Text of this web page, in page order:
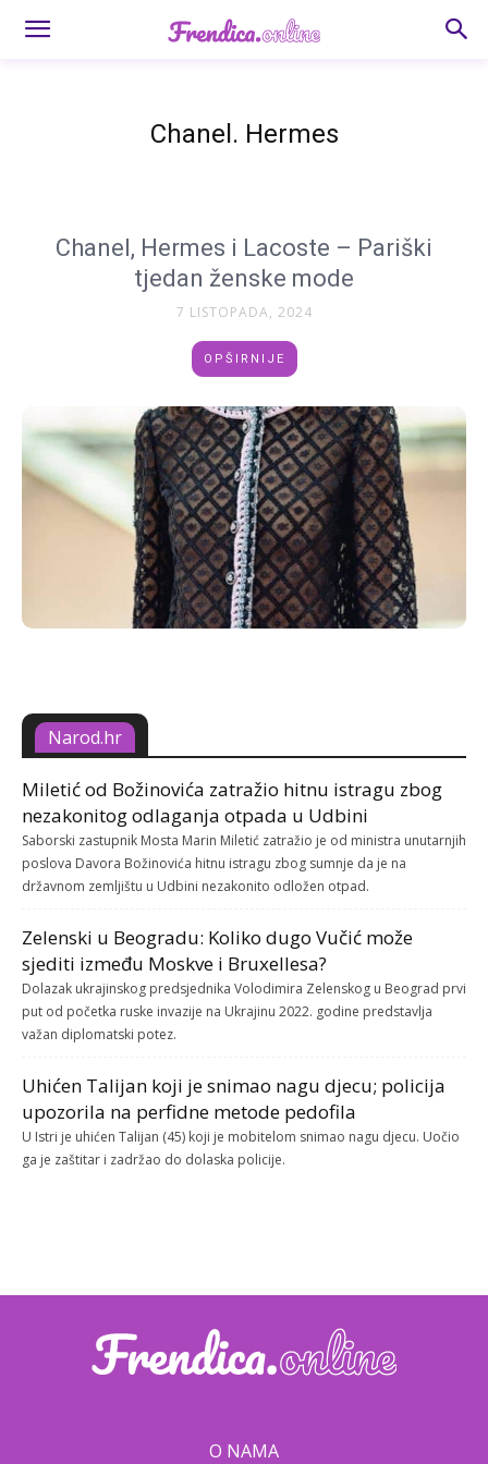
Chanel. Hermes
Chanel, Hermes i Lacoste – Pariški
tjedan ženske mode
7 LISTOPADA, 2024
OPŠIRNIJE
Narod.hr
Miletić od Božinovića zatražio hitnu istragu zbog
nezakonitog odlaganja otpada u Udbini
Saborski zastupnik Mosta Marin Miletić zatražio je od ministra unutarnjih
poslova Davora Božinovića hitnu istragu zbog sumnje da je na
državnom zemljištu u Udbini nezakonito odložen otpad.
Zelenski u Beogradu: Koliko dugo Vučić može
sjediti između Moskve i Bruxellesa?
Dolazak ukrajinskog predsjednika Volodimira Zelenskog u Beograd prvi
put od početka ruske invazije na Ukrajinu 2022. godine predstavlja
važan diplomatski potez.
Uhićen Talijan koji je snimao nagu djecu; policija
upozorila na perfidne metode pedofila
U Istri je uhićen Talijan (45) koji je mobitelom snimao nagu djecu. Uočio
ga je zaštitar i zadržao do dolaska policije.
O NAMA